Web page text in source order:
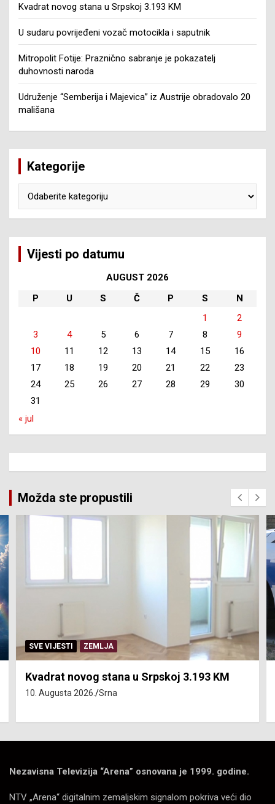
Kvadrat novog stana u Srpskoj 3.193 KM
U sudaru povrijeđeni vozač motocikla i saputnik
Mitropolit Fotije: Praznično sabranje je pokazatelj
duhovnosti naroda
Udruženje “Semberija i Majevica” iz Austrije obradovalo 20
mališana
Kategorije
Vijesti po datumu
AUGUST 2026
P
U S Č P S
N
1
2
3
4 5 6 7 8
9
10
11 12 13 14 15
16
17
18 19 20 21 22
23
24
25 26 27 28 29
30
31
« jul
Možda ste propustili
SVE VIJESTI ZEMLJA
Kvadrat novog stana u Srpskoj 3.193 KM
10. Augusta 2026. Srna
Nezavisna Televizija “Arena” osnovana je 1999. godine.
NTV „Arena“ digitalnim zemaljskim signalom pokriva veći dio